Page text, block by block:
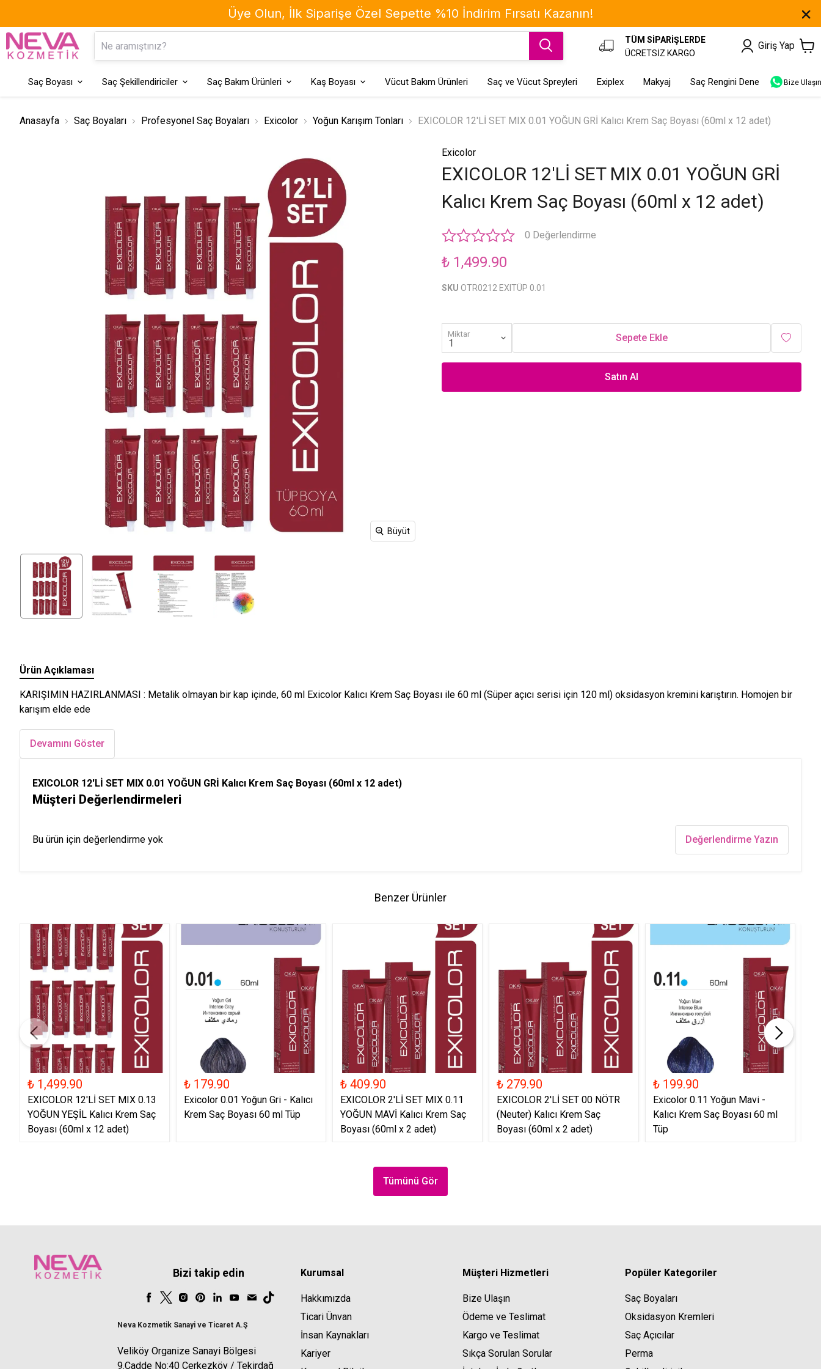
TÜM SİPARİŞLERDE
ÜCRETSİZ KARGO
Giriş Yap
Saç Boyası Saç Şekillendiriciler Saç Bakım Ürünleri Kaş Boyası Vücut Bakım Ürünleri Saç ve Vücut Spreyleri Exiplex Makyaj Saç Rengini Dene Bize Ulaşın
Anasayfa Saç Boyaları Profesyonel Saç Boyaları Exicolor Yoğun Karışım Tonları EXICOLOR 12'Lİ SET MIX 0.01 YOĞUN GRİ Kalıcı Krem Saç Boyası (60ml x 12 adet)
Büyüt
Exicolor
EXICOLOR 12'Lİ SET MIX 0.01 YOĞUN GRİ
Kalıcı Krem Saç Boyası (60ml x 12 adet)
0 Değerlendirme
₺ 1,499.90
SKU OTR0212 EXITÜP 0.01
Miktar Sepete Ekle
Satın Al
Ürün Açıklaması
KARIŞIMIN HAZIRLANMASI : Metalik olmayan bir kap içinde, 60 ml Exicolor Kalıcı Krem Saç Boyası ile 60 ml (Süper açıcı serisi için 120 ml) oksidasyon kremini karıştırın. Homojen bir
karışım elde ede
Devamını Göster
EXICOLOR 12'Lİ SET MIX 0.01 YOĞUN GRİ Kalıcı Krem Saç Boyası (60ml x 12 adet)
Müşteri Değerlendirmeleri
Bu ürün için değerlendirme yok Değerlendirme Yazın
Benzer Ürünler
₺ 1,499.90
EXICOLOR 12'Lİ SET MIX 0.13
YOĞUN YEŞİL Kalıcı Krem Saç
Boyası (60ml x 12 adet)
₺ 179.90
Exicolor 0.01 Yoğun Gri - Kalıcı
Krem Saç Boyası 60 ml Tüp
₺ 409.90
EXICOLOR 2'Lİ SET MIX 0.11
YOĞUN MAVİ Kalıcı Krem Saç
Boyası (60ml x 2 adet)
₺ 279.90
EXICOLOR 2'Lİ SET 00 NÖTR
(Neuter) Kalıcı Krem Saç
Boyası (60ml x 2 adet)
₺ 199.90
Exicolor 0.11 Yoğun Mavi -
Kalıcı Krem Saç Boyası 60 ml
Tüp
Tümünü Gör
Bizi takip edin
Neva Kozmetik Sanayi ve Ticaret A.Ş
Veliköy Organize Sanayi Bölgesi
9.Cadde No:40 Çerkezköy / Tekirdağ
Kurumsal
Hakkımızda
Ticari Ünvan
İnsan Kaynakları
Kariyer
Müşteri Hizmetleri
Bize Ulaşın
Ödeme ve Teslimat
Kargo ve Teslimat
Sıkça Sorulan Sorular
Popüler Kategoriler
Saç Boyaları
Oksidasyon Kremleri
Saç Açıcılar
Perma
Üye Olun, İlk Siparişe Özel Sepette %10 İndirim Fırsatı Kazanın!